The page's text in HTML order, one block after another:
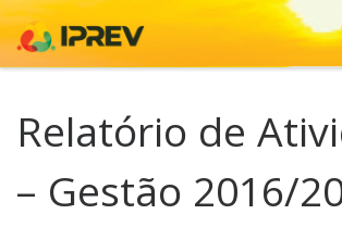
Skip to content
Relatório de
– Gestão 2016/